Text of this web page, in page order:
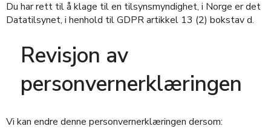
Du har rett til å klage til en tilsynsmyndighet, i Norge er det
Datatilsynet, i henhold til GDPR artikkel 13 (2) bokstav d.
Revisjon av
personvernerklæringen
Vi kan endre denne personvernerklæringen dersom: